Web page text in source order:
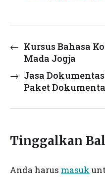
← Kursus Bahasa
Mada Jogja
→ Jasa
Paket
Tinggalkan
Anda harus masuk